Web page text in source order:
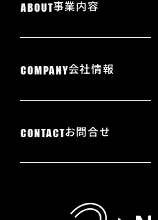
ABOUT 事業内容
COMPANY会社情報
CONTACT お問合せ